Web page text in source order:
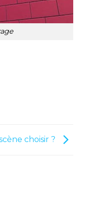
choisir ?